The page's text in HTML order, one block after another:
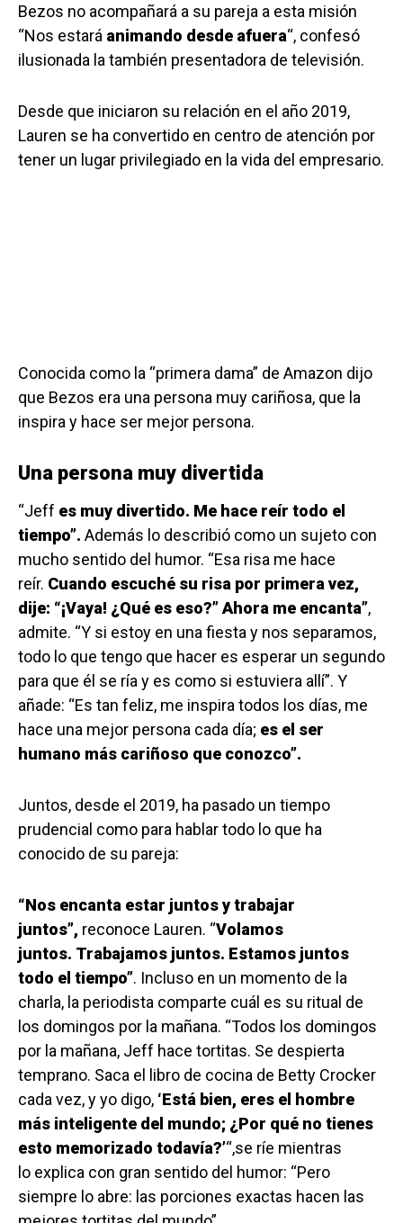
Bezos no acompañará a su pareja a esta misión
“Nos estará animando desde afuera“, confesó
ilusionada la también presentadora de televisión.
Desde que iniciaron su relación en el año 2019,
Lauren se ha convertido en centro de atención por
tener un lugar privilegiado en la vida del empresario.
Conocida como la “primera dama” de Amazon dijo
que Bezos era una persona muy cariñosa, que la
inspira y hace ser mejor persona.
Una persona muy divertida
“Jeff es muy divertido. Me hace reír todo el
tiempo”. Además lo describió como un sujeto con
mucho sentido del humor. “Esa risa me hace
reír. Cuando escuché su risa por primera vez,
dije: “¡Vaya! ¿Qué es eso?” Ahora me encanta”,
admite. “Y si estoy en una fiesta y nos separamos,
todo lo que tengo que hacer es esperar un segundo
para que él se ría y es como si estuviera allí”. Y
añade: “Es tan feliz, me inspira todos los días, me
hace una mejor persona cada día; es el ser
humano más cariñoso que conozco”.
Juntos, desde el 2019, ha pasado un tiempo
prudencial como para hablar todo lo que ha
conocido de su pareja:
“Nos encanta estar juntos y trabajar
juntos”, reconoce Lauren. “Volamos
juntos. Trabajamos juntos. Estamos juntos
todo el tiempo”. Incluso en un momento de la
charla, la periodista comparte cuál es su ritual de
los domingos por la mañana. “Todos los domingos
por la mañana, Jeff hace tortitas. Se despierta
temprano. Saca el libro de cocina de Betty Crocker
cada vez, y yo digo, ‘Está bien, eres el hombre
más inteligente del mundo; ¿Por qué no tienes
esto memorizado todavía?’“,se ríe mientras
lo explica con gran sentido del humor: “Pero
siempre lo abre: las porciones exactas hacen las